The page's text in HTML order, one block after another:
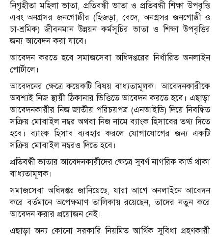
নিগৃহীতা মহিলা ভাতা, প্রতিবন্ধী ভাতা ও প্রতিবন্ধী শিক্ষা উপবৃত্তি
এবং অনগ্রসর জনগোষ্ঠীর (হিজড়া, বেদে, অনগ্রসর জনগোষ্ঠী ও
চা-শ্রমিক) জীবনমান উন্নয়ন কর্মসূচির ভাতা ও শিক্ষা উপবৃত্তির
জন্য আবেদন করা যাবে।
আবেদন করতে হবে সমাজসেবা অধিদপ্তরের নির্ধারিত অনলাইন
পোর্টালে।
আবেদনের ক্ষেত্রে কয়েকটি বিষয় বাধ্যতামূলক। আবেদনকারীকে
অবশ্যই নিজ স্থায়ী ঠিকানার ভিত্তিতে আবেদন করতে হবে। এছাড়া
আবেদনকারীর নিজ জাতীয় পরিচয়পত্র (এনআইডি) দিয়ে নিবন্ধিত
সক্রিয় মোবাইল নম্বর অথবা নিজ নামে ব্যাংক হিসাবের তথ্য দিতে
হবে। ব্যাংক হিসাব ব্যবহার করলে যোগাযোগের জন্য একটি
সক্রিয় মোবাইল নম্বরও দিতে হবে।
প্রতিবন্ধী ভাতার আবেদনকারীদের ক্ষেত্রে সুবর্ণ নাগরিক কার্ড থাকা
বাধ্যতামূলক।
সমাজসেবা অধিদপ্তর জানিয়েছে, যারা আগে অনলাইনে আবেদন
করে বর্তমানে অপেক্ষমাণ তালিকায় রয়েছেন, তাদের নতুন করে
আবেদন করার প্রয়োজন নেই।
এছাড়া অন্য কোনো সরকারি নিয়মিত আর্থিক সুবিধা গ্রহণকারী